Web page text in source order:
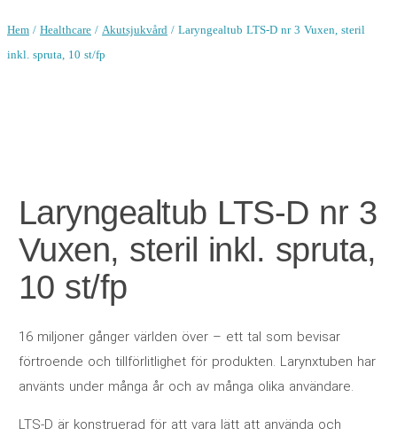
Hem / Healthcare / Akutsjukvård / Laryngealtub LTS-D nr 3 Vuxen, steril
inkl. spruta, 10 st/fp
Laryngealtub LTS-D nr 3
Vuxen, steril inkl. spruta,
10 st/fp
16 miljoner gånger världen över – ett tal som bevisar
förtroende och tillförlitlighet för produkten. Larynxtuben har
använts under många år och av många olika användare.
LTS-D är konstruerad för att vara lätt att använda och